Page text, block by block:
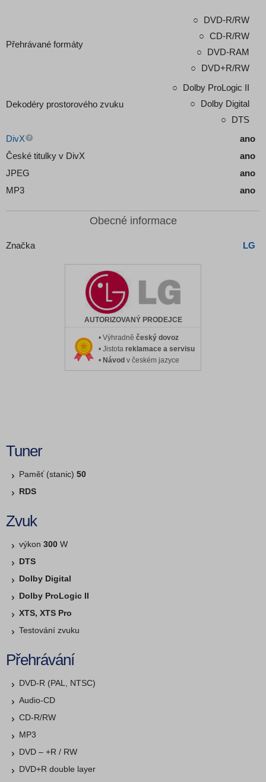
Přehrávané formáty
DVD-R/RW
CD-R/RW
DVD-RAM
DVD+R/RW
Dekodéry prostorového zvuku
Dolby ProLogic II
Dolby Digital
DTS
DivX
ano
České titulky v DivX
ano
JPEG
ano
MP3
ano
Obecné informace
Značka LG
AUTORIZOVANÝ PRODEJCE
• Výhradně český dovoz
• Jistota reklamace a servisu
• Návod v českém jazyce
Tuner
Paměť (stanic) 50
RDS
Zvuk
výkon 300 W
DTS
Dolby Digital
Dolby ProLogic II
XTS, XTS Pro
Testování zvuku
Přehrávání
DVD-R (PAL, NTSC)
Audio-CD
CD-R/RW
MP3
DVD – +R / RW
DVD+R double layer